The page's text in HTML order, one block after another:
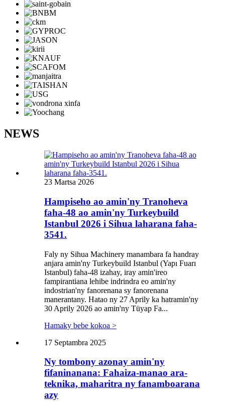
NEWS
23 Martsa 2026
Hampiseho ao amin'ny Tranoheva
faha-48 ao amin'ny Turkeybuild
Istanbul 2026 i Sihua laharana faha-
3541.
Faly ny Sihua Machinery manambara fa handray
anjara amin'ny Turkeybuild Istanbul (Yapı Fuarı
Istanbul) faha-48 izahay, iray amin'ireo
fampirantiana lehibe indrindra eo amin'ny
indostrian'ny fanorenana sy fanorenana
manerantany. Hatao ny 27 Aprily ka hatramin'ny
30 Aprily 2026 ao amin'ny Tüyap Fa...
Hamaky bebe kokoa >
17 Septambra 2025
Ny tombony azonay amin'ny
fifaninanana: Fahaiza-manao ara-
teknika, maharitra ny fanamboarana
azy